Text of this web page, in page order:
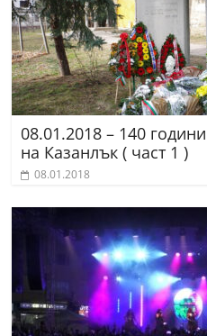
08.01.2018 – 140
на Казанлък ( част 1 )
08.01.2018